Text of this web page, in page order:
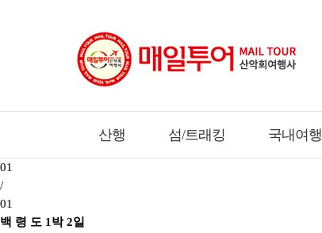
산행 섬/트래킹 국내여행
01
/
01
백 령 도 1박 2일